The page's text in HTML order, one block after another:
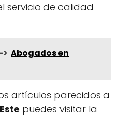
servicio de calidad
Abogados en
artículos parecidos a
puedes visitar la